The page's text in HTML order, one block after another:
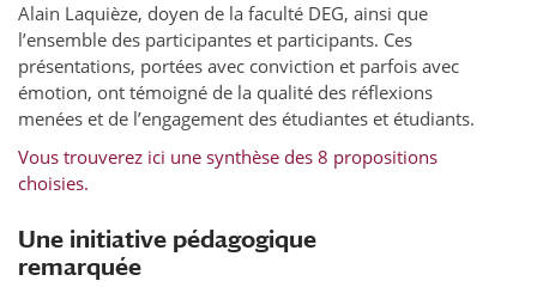
Alain Laquièze, doyen de la faculté DEG, ainsi que
l’ensemble des participantes et participants. Ces
présentations, portées avec conviction et parfois avec
émotion, ont témoigné de la qualité des réflexions
menées et de l’engagement des étudiantes et étudiants.
Vous trouverez ici une synthèse des 8 propositions
choisies.
Une initiative pédagogique
remarquée